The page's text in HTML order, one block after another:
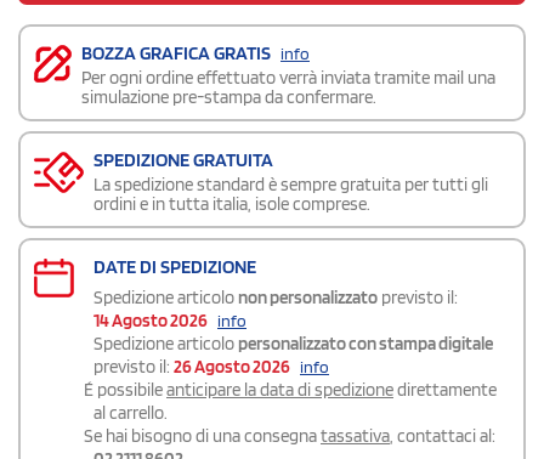
BOZZA GRAFICA GRATIS info
Per ogni ordine effettuato verrà inviata tramite mail una
simulazione pre-stampa da confermare.
SPEDIZIONE GRATUITA
La spedizione standard è sempre gratuita per tutti gli
ordini e in tutta italia, isole comprese.
DATE DI SPEDIZIONE
Spedizione articolo non personalizzato previsto il:
14 Agosto 2026 info
Spedizione articolo personalizzato con stampa digitale
previsto il: 26 Agosto 2026 info
É possibileanticipare la data di spedizionedirettamente
al carrello.
Se hai bisogno di una consegnatassativa, contattaci al: